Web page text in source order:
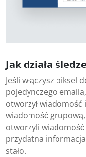
Jak działa
Jeśli włączysz piksel
pojedynczego
otworzył wiadomość
wiadomość
otworzyli wiadomość
przydatna
stało.